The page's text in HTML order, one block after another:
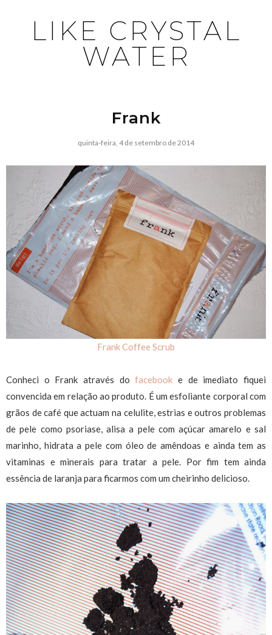
LIKE CRYSTAL
WATER
Frank
quinta-feira, 4 de setembro de 2014
Frank Coffee Scrub
Conheci o Frank através dofacebook e de imediato fiquei
convencida em relação ao produto. É um esfoliante corporal com
grãos de café que actuam na celulite, estrias e outros problemas
de pele como psoriase, alisa a pele com açúcar amarelo e sal
marinho, hidrata a pele com óleo de amêndoas e ainda tem as
vitaminas e minerais para tratar a pele. Por fim tem ainda
essência de laranja para ficarmos com um cheirinho delicioso.